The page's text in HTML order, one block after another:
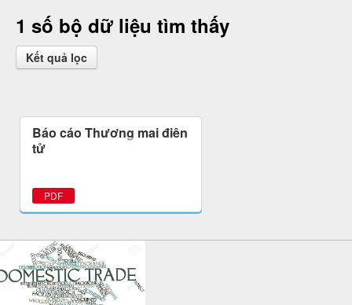
1 số bộ dữ liệu tìm thấy
Kết quả lọc
Báo cáo Thương mại điện
tử
PDF